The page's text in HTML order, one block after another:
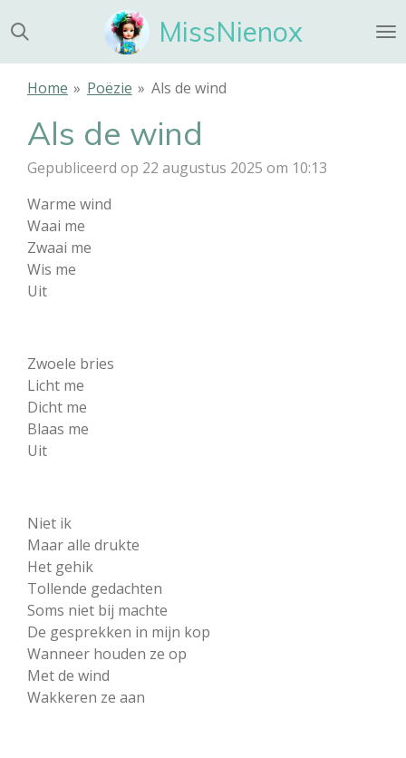
direct
naar
MissNienox
Home » Poëzie » Als de wind
Als de wind
Gepubliceerd op 22 augustus 2025 om 10:13
Warme wind
Waai me
Zwaai me
Wis me
Uit
Zwoele bries
Licht me
Dicht me
Blaas me
Uit
Niet ik
Maar alle drukte
Het gehik
Tollende gedachten
Soms niet bij machte
De gesprekken in mijn kop
Wanneer houden ze op
Met de wind
Wakkeren ze aan